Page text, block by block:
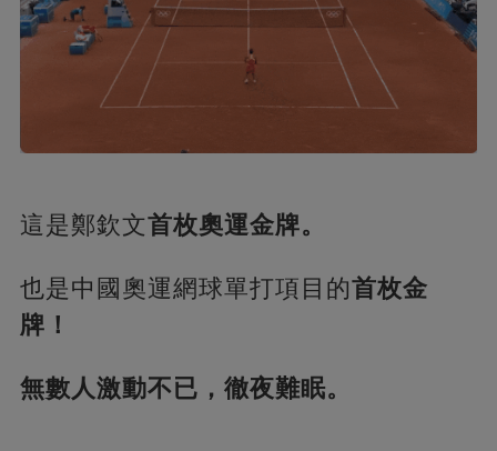
這是鄭欽文首枚奧運金牌。
也是中國奧運網球單打項目的首枚金
牌！
無數人激動不已，徹夜難眠。